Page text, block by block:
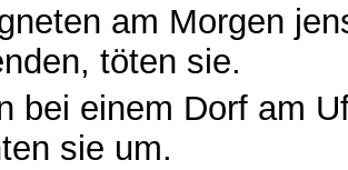
am Morgen
töten sie.
bei einem Dorf am
sie um.